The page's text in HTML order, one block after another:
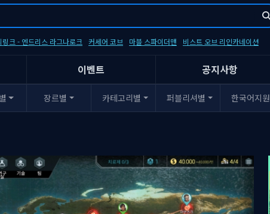
크 - 엔드리스 라그나로크 커세어 코브 마블 스파이더맨 비스트 오브 리인카네이션
이벤트 공지사항
장르별 카테고리별 퍼블리셔별 한국어지원